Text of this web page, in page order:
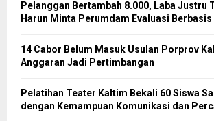
Pelanggan Bertambah 8.000, Laba Justru
Harun Minta Perumdam Evaluasi Berbasis
14 Cabor Belum Masuk Usulan Porprov
Anggaran Jadi Pertimbangan
Pelatihan Teater Kaltim Bekali 60 Siswa
dengan Kemampuan Komunikasi dan